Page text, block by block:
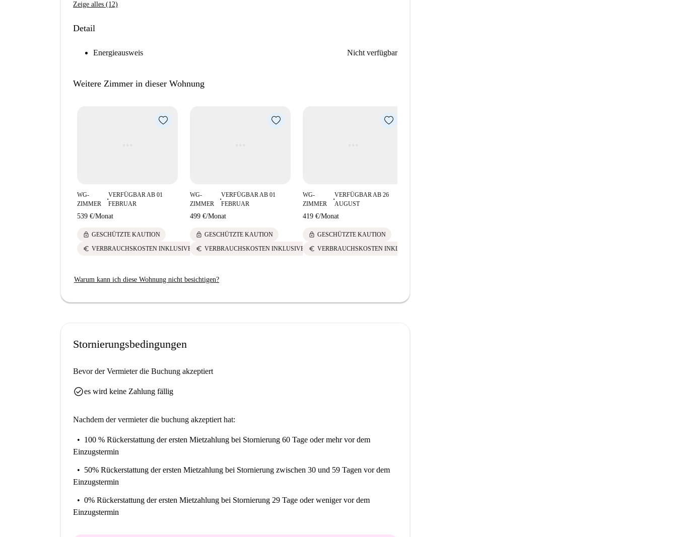
Zeige alles (12)
Detail
Energieausweis Nicht verfügbar
Weitere Zimmer in dieser Wohnung
WG-
ZIMMER
■
VERFÜGBAR AB 01
FEBRUAR
539 €/Monat
lock GESCHÜTZTE KAUTION
euro VERBRAUCHSKOSTEN INKLUSIVE
WG-
ZIMMER
■
VERFÜGBAR AB 01
FEBRUAR
499 €/Monat
lock GESCHÜTZTE KAUTION
euro VERBRAUCHSKOSTEN INKLUSIVE
WG-
ZIMMER
■
VERFÜGBAR AB 26
AUGUST
419 €/Monat
lock GESCHÜTZTE KAUTION
euro VERBRAUCHSKOSTEN INKLUSIVE
Warum kann ich diese Wohnung nicht besichtigen?
Stornierungsbedingungen
Bevor der Vermieter die Buchung akzeptiert
check_circlees wird keine Zahlung fällig
Nachdem der vermieter die buchung akzeptiert hat:
100 % Rückerstattung der ersten Mietzahlung bei Stornierung 60 Tage oder mehr vor dem
Einzugstermin
50% Rückerstattung der ersten Mietzahlung bei Stornierung zwischen 30 und 59 Tagen vor dem
Einzugstermin
0% Rückerstattung der ersten Mietzahlung bei Stornierung 29 Tage oder weniger vor dem
Einzugstermin